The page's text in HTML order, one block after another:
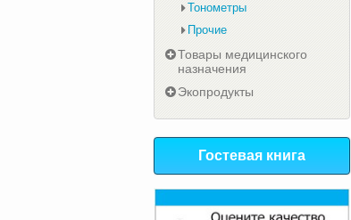
Тонометры
Прочие
Товары медицинского
назначения
Экопродукты
Гостевая книга